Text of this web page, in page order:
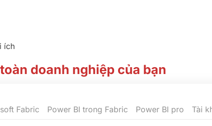
ích
doanh nghiệp của bạn
Fabric Power BI trong Fabric Power BI pro Tài